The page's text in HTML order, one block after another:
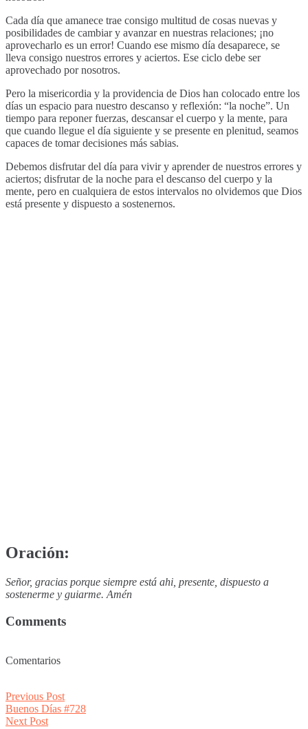
Cada día que amanece trae consigo multitud de cosas nuevas y
posibilidades de cambiar y avanzar en nuestras relaciones; ¡no
aprovecharlo es un error! Cuando ese mismo día desaparece, se
lleva consigo nuestros errores y aciertos. Ese ciclo debe ser
aprovechado por nosotros.
Pero la misericordia y la providencia de Dios han colocado entre los
días un espacio para nuestro descanso y reflexión: “la noche”. Un
tiempo para reponer fuerzas, descansar el cuerpo y la mente, para
que cuando llegue el día siguiente y se presente en plenitud, seamos
capaces de tomar decisiones más sabias.
Debemos disfrutar del día para vivir y aprender de nuestros errores y
aciertos; disfrutar de la noche para el descanso del cuerpo y la
mente, pero en cualquiera de estos intervalos no olvidemos que Dios
está presente y dispuesto a sostenernos.
Oración:
Señor, gracias porque siempre está ahi, presente, dispuesto a
sostenerme y guiarme. Amén
Comments
Comentarios
Post
navigation
Previous PostPrevious
post:
Buenos Días #728
Next PostNext